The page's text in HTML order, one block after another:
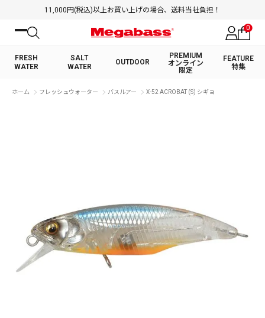
11,000円(税込)以上お買い上げの場合、送料当社負担！
0
FRESH
WATER
SALT
WATER
OUTDOOR
PREMIUM
オンライン
限定
FEATURE
特集
絞り込み検索
PREMIUM オンライン限定
FRESH WATER
ホーム フレッシュウォーター バスルアー X-52 ACROBAT (S) シギョ